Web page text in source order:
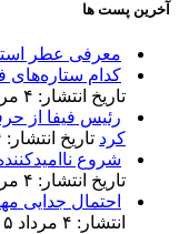
آخرین پست ها
معرفی عطر
کدام ستاره‌های
تاریخ انتشار: ۴ مرداد ۱۴۰۵
رئیس فیفا از
کرد تاریخ انتشار: ۴ مرداد ۱۴۰۵
شروع
تاریخ انتشار: ۴ مرداد ۱۴۰۵
احتمال جدایی
انتشار: ۴ مرداد ۱۴۰۵